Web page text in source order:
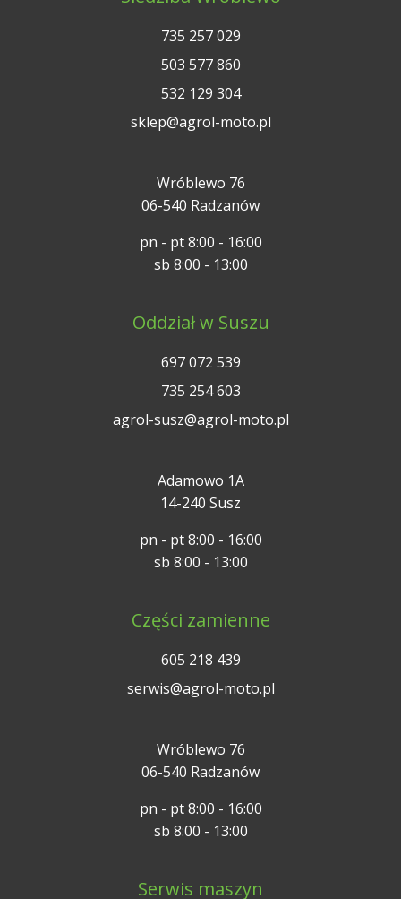
735 257 029
503 577 860
532 129 304
sklep@agrol-moto.pl
Wróblewo 76
06-540 Radzanów
pn - pt 8:00 - 16:00
sb 8:00 - 13:00
Oddział w Suszu
697 072 539
735 254 603
agrol-susz@agrol-moto.pl
Adamowo 1A
14-240 Susz
pn - pt 8:00 - 16:00
sb 8:00 - 13:00
Części zamienne
605 218 439
serwis@agrol-moto.pl
Wróblewo 76
06-540 Radzanów
pn - pt 8:00 - 16:00
sb 8:00 - 13:00
Serwis maszyn